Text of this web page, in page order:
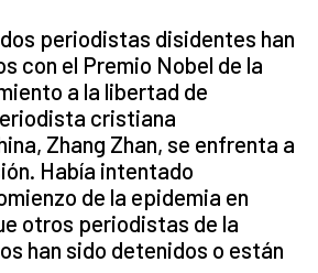
dos periodistas disidentes han
con el Premio Nobel de la
a la libertad de
cristiana
Zhang Zhan, se enfrenta a
Había intentado
de la epidemia en
otros periodistas de la
han sido detenidos o están